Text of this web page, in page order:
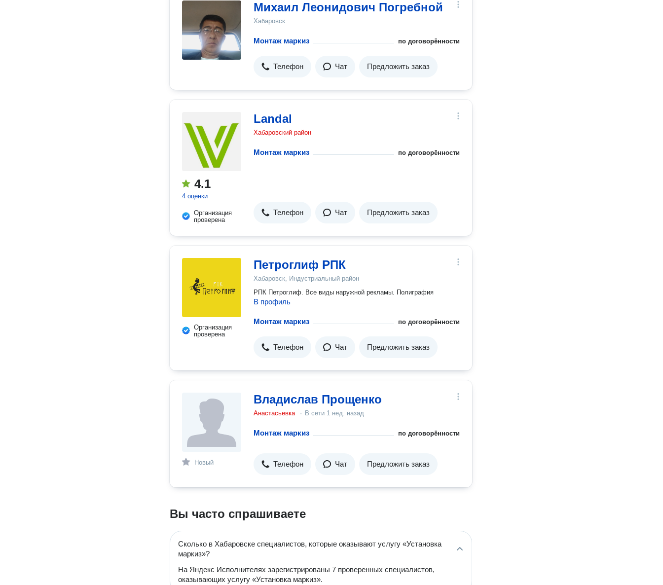
Михаил Леонидович Погребной
Хабаровск
Монтаж маркиз по договорённости
Телефон Чат Предложить заказ
4.1
4 оценки
Организация
проверена
Landal
Хабаровский район
Монтаж маркиз по договорённости
Телефон Чат Предложить заказ
Организация
проверена
Петроглиф РПК
Хабаровск, Индустриальный район
РПК Петроглиф. Все виды наружной рекламы. Полиграфия
В профиль
Монтаж маркиз по договорённости
Телефон Чат Предложить заказ
Новый
Владислав Прощенко
Анастасьевка · В сети 1 нед. назад
Монтаж маркиз по договорённости
Телефон Чат Предложить заказ
Вы часто спрашиваете
Сколько в Хабаровске специалистов, которые оказывают услугу «Установка
маркиз»?
На Яндекс Исполнителях зарегистрированы 7 проверенных специалистов,
оказывающих услугу «Установка маркиз».